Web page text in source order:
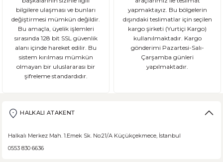
bilgilere ulaşması ve bunları
değiştirmesi mümkün değildir.
Bu amaçla, üyelik işlemleri
sırasında 128 bit SSL güvenlik
alanı içinde hareket edilir. Bu
sistem kırılması mümkün
olmayan bir uluslararası bir
şifreleme standardıdır.
yapmaktayız. Bu bölgelerin
dışındaki teslimatlar için seçilen
kargo şirketi (Yurtiçi Kargo)
kullanılmaktadır. Kargo
gönderimi Pazartesi-Salı-
Çarşamba günleri
yapılmaktadır.
HALKALI ATAKENT
Halkalı Merkez Mah. 1.Emek Sk. No:21/A Küçükçekmece, İstanbul
0553 830 6636